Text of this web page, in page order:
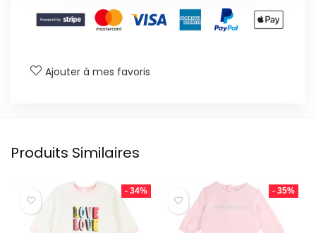
Ajouter à mes favoris
Produits Similaires
- 34% - 35%